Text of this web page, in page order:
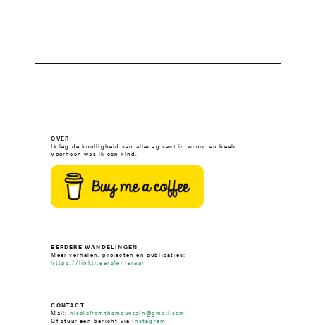
OVER
Ik leg de knulligheid van alledag vast in woord en beeld.
Voorheen was ik een kind.
EERDERE WANDELINGEN
Meer verhalen, projecten en publicaties:
https://linktr.ee/slenteraar
CONTACT
Mail: nicolefromthemountain@gmail.com
Of stuur een bericht viaInstagram